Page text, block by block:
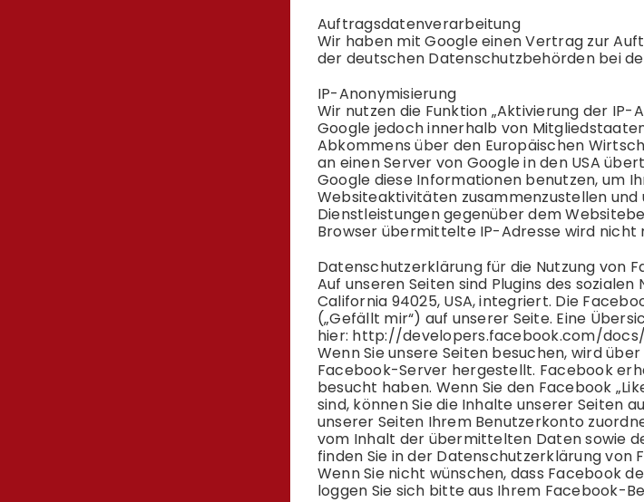
Auftragsdatenverarbeitung
Wir haben mit Google einen Vertrag zur
der deutschen Datenschutzbehörden bei
IP-Anonymisierung
Wir nutzen die Funktion „Aktivierung der
Google jedoch innerhalb von
Abkommens über den Europäischen
an einen Server von Google in den USA
Google diese Informationen benutzen, um
Websiteaktivitäten zusammenzustellen
Dienstleistungen gegenüber dem
Browser übermittelte IP-Adresse wird
Datenschutzerklärung für die Nutzung von
Auf unseren Seiten sind Plugins des
California 94025, USA, integriert. Die
(„Gefällt mir“) auf unserer Seite. Eine
hier: http://developers.facebook.com/
Wenn Sie unsere Seiten besuchen, wird
Facebook-Server hergestellt. Facebook
besucht haben. Wenn Sie den Facebook
sind, können Sie die Inhalte unserer Seiten
unserer Seiten Ihrem Benutzerkonto
vom Inhalt der übermittelten Daten sowie
finden Sie in der Datenschutzerklärung von
Wenn Sie nicht wünschen, dass Facebook
loggen Sie sich bitte aus Ihrem Facebook-